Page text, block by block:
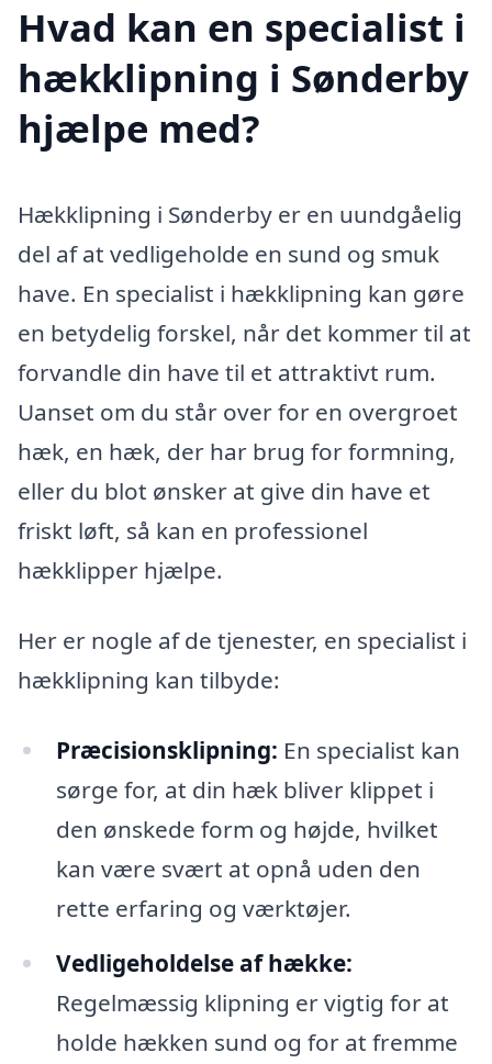
Hvad kan en specialist i
hækklipning i Sønderby
hjælpe med?
Hækklipning i Sønderby er en uundgåelig
del af at vedligeholde en sund og smuk
have. En specialist i hækklipning kan gøre
en betydelig forskel, når det kommer til at
forvandle din have til et attraktivt rum.
Uanset om du står over for en overgroet
hæk, en hæk, der har brug for formning,
eller du blot ønsker at give din have et
friskt løft, så kan en professionel
hækklipper hjælpe.
Her er nogle af de tjenester, en specialist i
hækklipning kan tilbyde:
Præcisionsklipning: En specialist kan
sørge for, at din hæk bliver klippet i
den ønskede form og højde, hvilket
kan være svært at opnå uden den
rette erfaring og værktøjer.
Vedligeholdelse af hække:
Regelmæssig klipning er vigtig for at
holde hækken sund og for at fremme